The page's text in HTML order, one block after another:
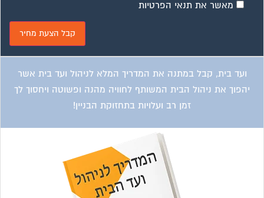
מאשר את תנאי הפרטיות
ועד בית, קבל במתנה את המדריך המלא לניהול ועד בית אשר
יהפוך את ניהול הבית המשותף לחוויה מהנה ופשוטה ויחסוך לך
זמן רב ועלויות בתחזוקת הבניין!